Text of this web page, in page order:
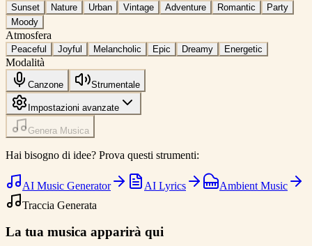
Sunset Nature Urban Vintage Adventure Romantic
Party
Moody
Atmosfera
Peaceful Joyful Melancholic Epic Dreamy Energetic
Modalità
Canzone Strumentale
Impostazioni avanzate
Genera Musica
Hai bisogno di idee? Prova questi strumenti:
AI Music Generator AI Lyrics
Ambient Music
Traccia Generata
La tua musica apparirà qui